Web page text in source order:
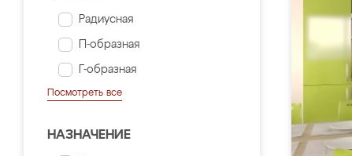
Радиусная
П-образная
Г-образная
Посмотреть все
НАЗНАЧЕНИЕ